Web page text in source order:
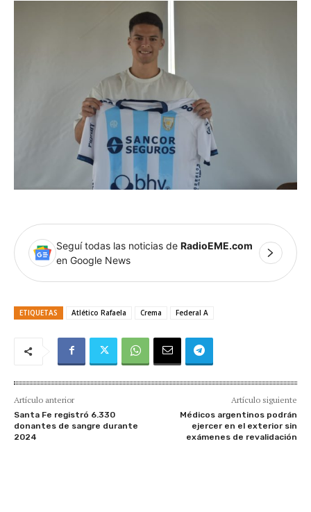
Seguí todas las noticias de RadioEME.com
en Google News
ETIQUETAS Atlético Rafaela Crema Federal A
Artículo anterior
Santa Fe registró 6.330
donantes de sangre durante
2024
Artículo siguiente
Médicos argentinos podrán
ejercer en el exterior sin
exámenes de revalidación